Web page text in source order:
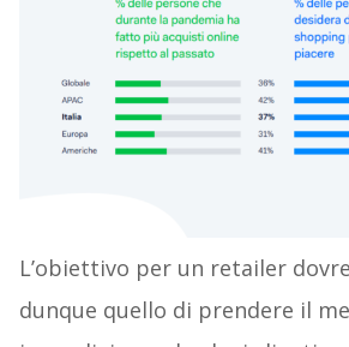
L’obiettivo per un retailer
dunque quello di prendere il